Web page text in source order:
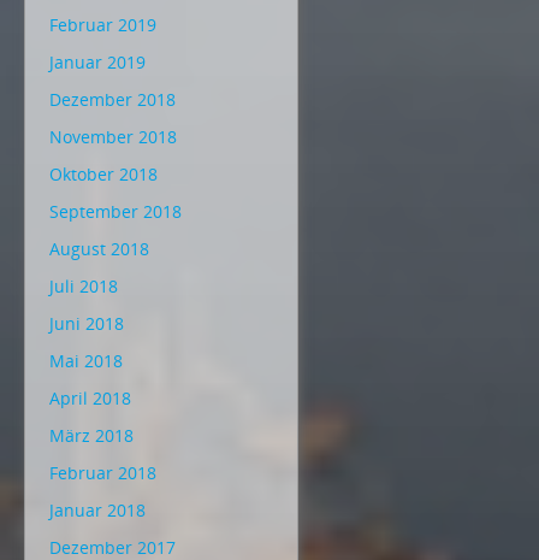
Februar 2019
Januar 2019
Dezember 2018
November 2018
Oktober 2018
September 2018
August 2018
Juli 2018
Juni 2018
Mai 2018
April 2018
März 2018
Februar 2018
Januar 2018
Dezember 2017